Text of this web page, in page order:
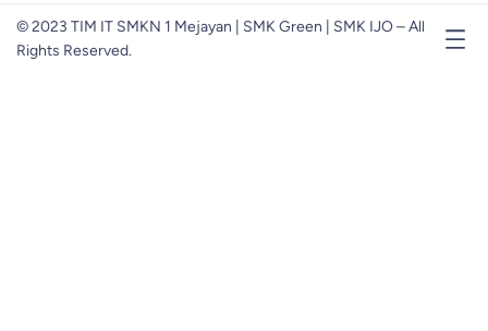
© 2023 TIM IT SMKN 1 Mejayan | SMK Green | SMK IJO – All
Rights Reserved.